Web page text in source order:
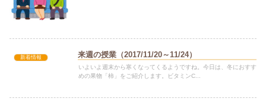
新着情報 来週の授業（2017/11/20～11/24）
いよいよ週末から寒くなってくるようですね。今日は、冬におすす
めの果物「柿」をご紹介します。ビタミンC...